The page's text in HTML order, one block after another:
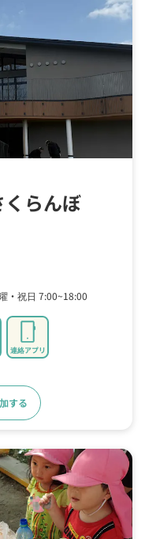
らんぼ
・祝日 7:00~18:00
連絡アプリ
する